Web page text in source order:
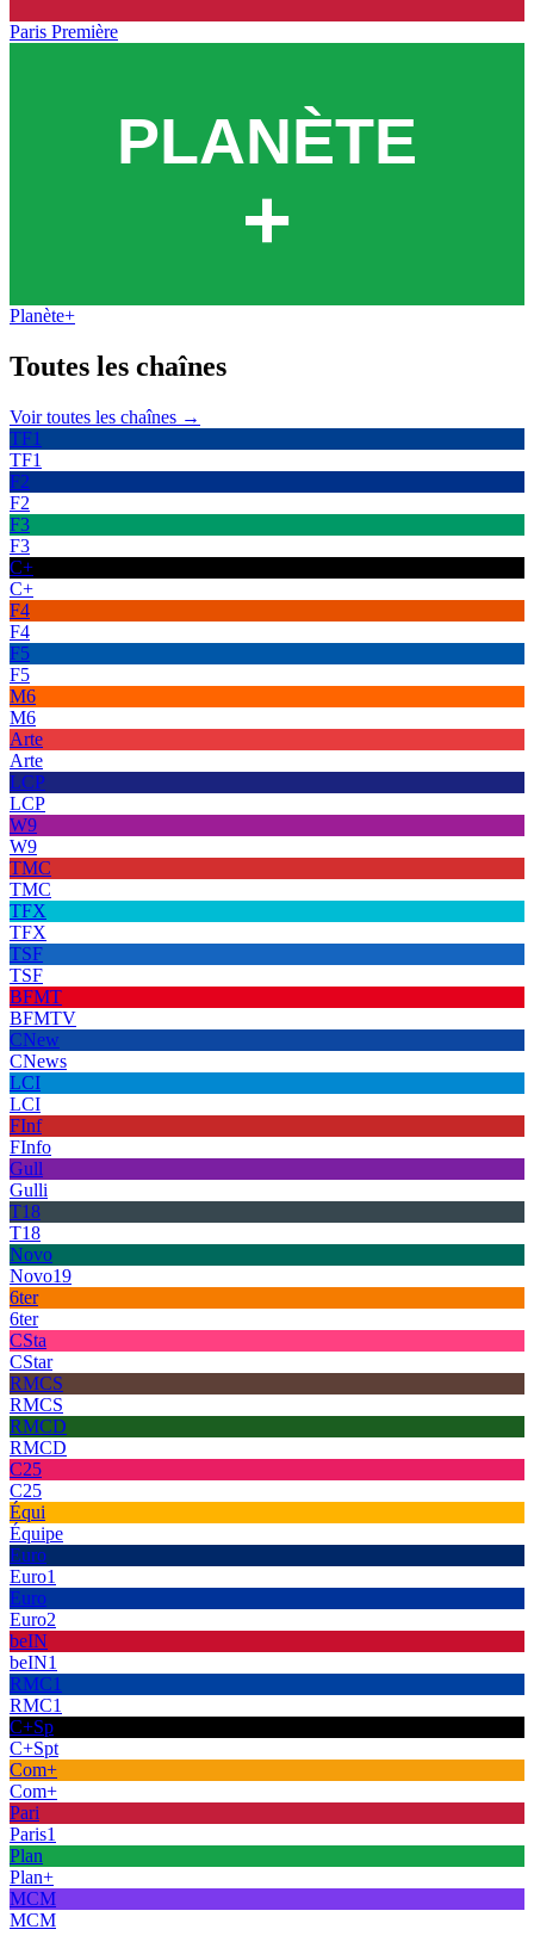
Paris Première
Planète+
Toutes les chaînes
Voir toutes les chaînes →
TF1
TF1
F2
F2
F3
F3
C+
C+
F4
F4
F5
F5
M6
M6
Arte
Arte
LCP
LCP
W9
W9
TMC
TMC
TFX
TFX
TSF
TSF
BFMT
BFMTV
CNew
CNews
LCI
LCI
FInf
FInfo
Gull
Gulli
T18
T18
Novo
Novo19
6ter
6ter
CSta
CStar
RMCS
RMCS
RMCD
RMCD
C25
C25
Équi
Équipe
Euro
Euro1
Euro
Euro2
beIN
beIN1
RMC1
RMC1
C+Sp
C+Spt
Com+
Com+
Pari
Paris1
Plan
Plan+
MCM
MCM